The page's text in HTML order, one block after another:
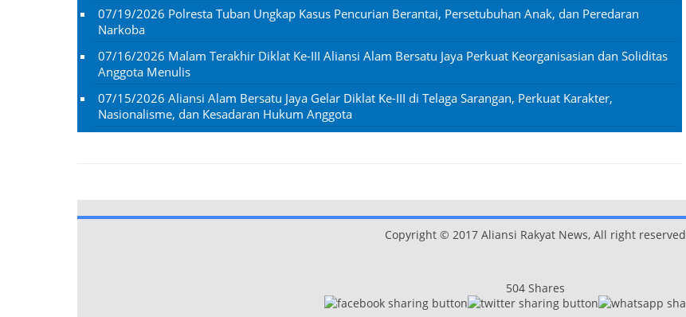
07/19/2026 Polresta Tuban Ungkap Kasus Pencurian Berantai, Persetubuhan Anak, dan Peredaran
Narkoba
07/16/2026 Malam Terakhir Diklat Ke-III Aliansi Alam Bersatu Jaya Perkuat Keorganisasian dan Soliditas
Anggota Menulis
07/15/2026 Aliansi Alam Bersatu Jaya Gelar Diklat Ke-III di Telaga Sarangan, Perkuat Karakter,
Nasionalisme, dan Kesadaran Hukum Anggota
Copyright © 2017 Aliansi Rakyat News, All right reserved
504 Shares